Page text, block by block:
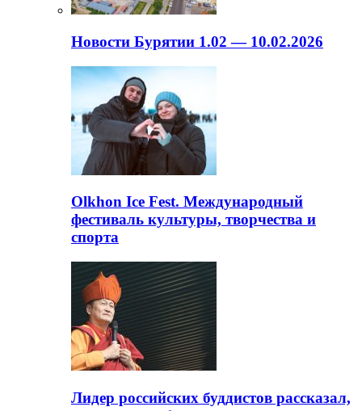
Новости Бурятии 1.02 — 10.02.2026
Olkhon Ice Fest. Международный
фестиваль культуры, творчества и
спорта
Лидер российских буддистов рассказал,